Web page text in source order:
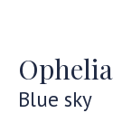
Ophelia
Blue sky